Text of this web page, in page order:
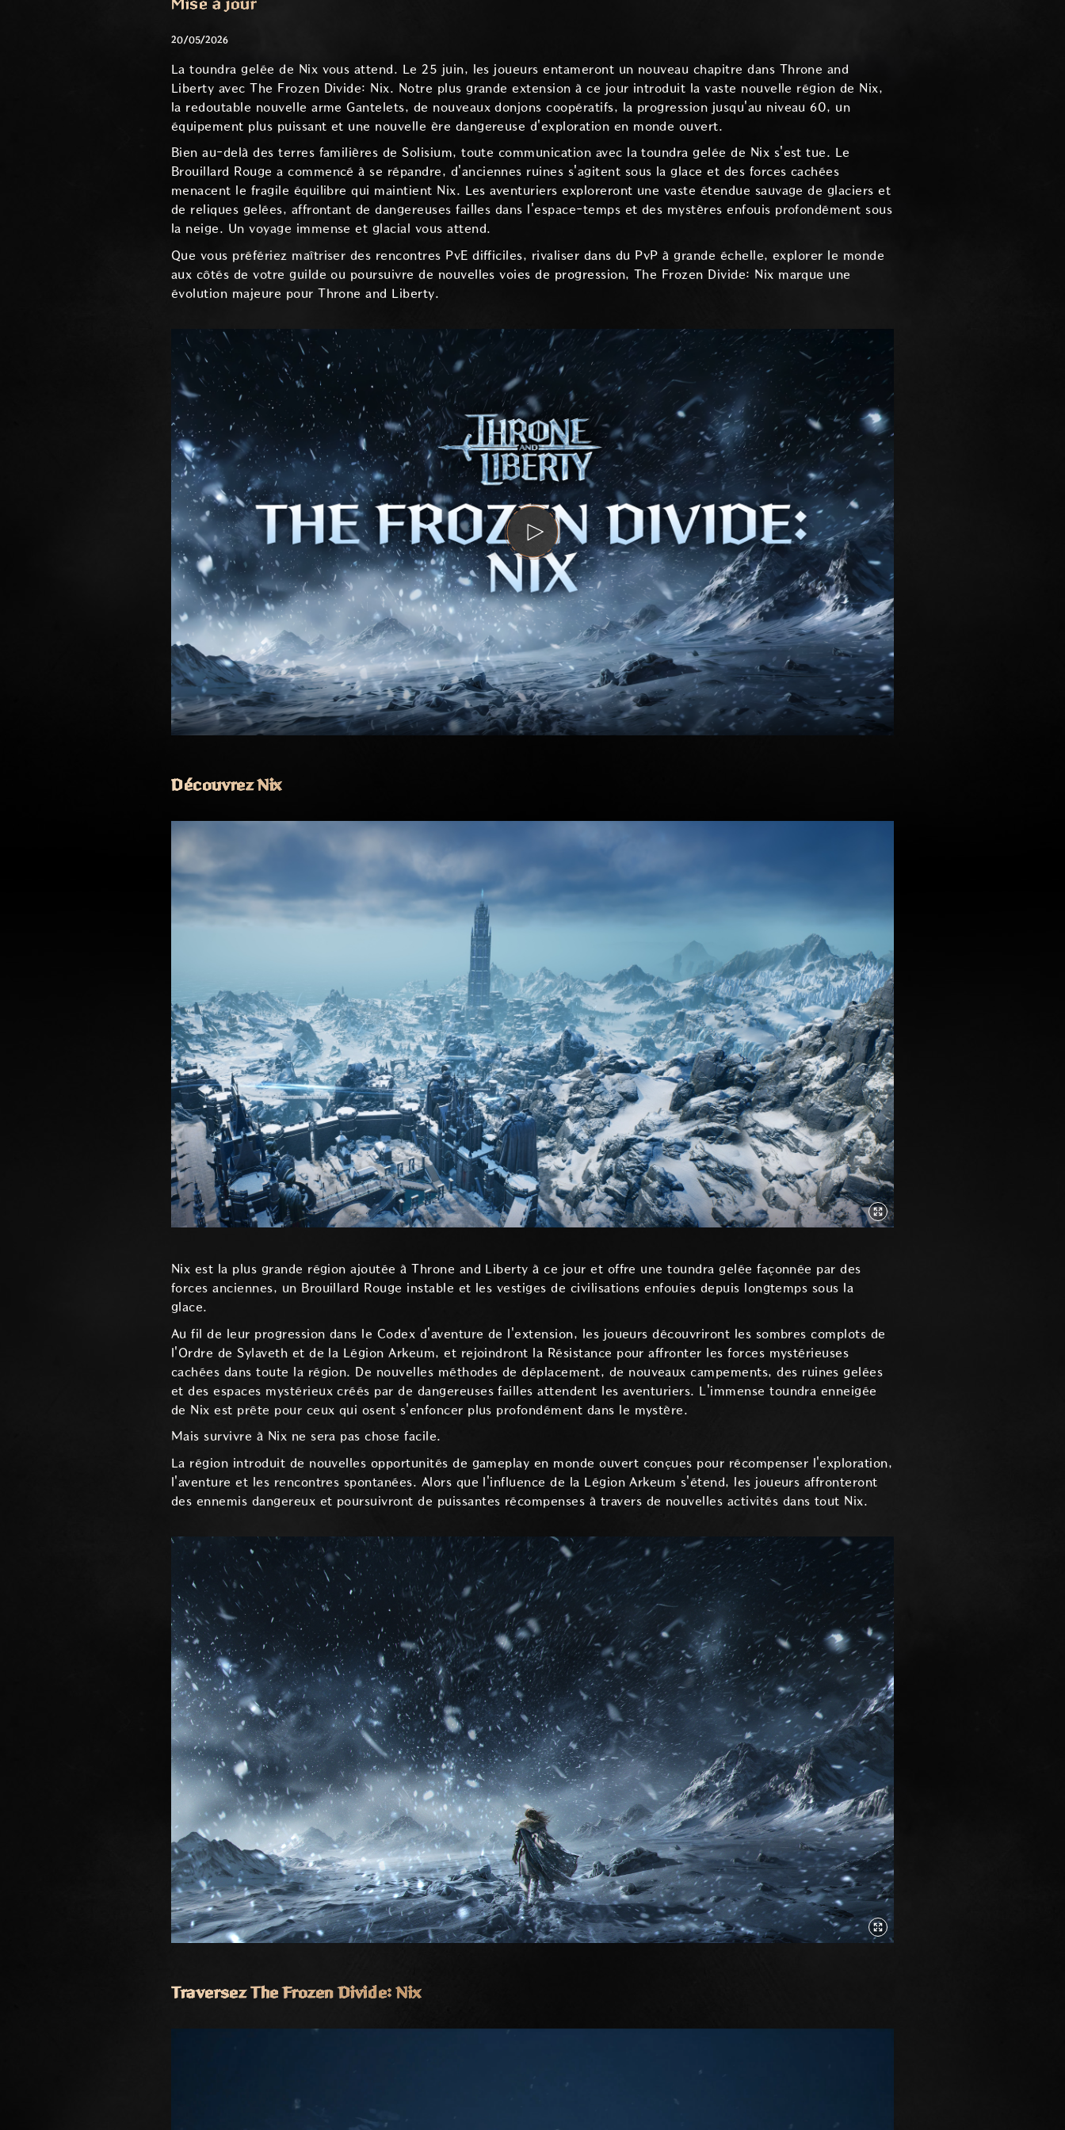
Mise à jour
20/05/2026
La toundra gelée de Nix vous attend. Le 25 juin, les joueurs entameront un nouveau chapitre dans Throne and
Liberty avec The Frozen Divide: Nix. Notre plus grande extension à ce jour introduit la vaste nouvelle région de Nix,
la redoutable nouvelle arme Gantelets, de nouveaux donjons coopératifs, la progression jusqu'au niveau 60, un
équipement plus puissant et une nouvelle ère dangereuse d'exploration en monde ouvert.
Bien au-delà des terres familières de Solisium, toute communication avec la toundra gelée de Nix s'est tue. Le
Brouillard Rouge a commencé à se répandre, d'anciennes ruines s'agitent sous la glace et des forces cachées
menacent le fragile équilibre qui maintient Nix. Les aventuriers exploreront une vaste étendue sauvage de glaciers et
de reliques gelées, affrontant de dangereuses failles dans l'espace-temps et des mystères enfouis profondément sous
la neige. Un voyage immense et glacial vous attend.
Que vous préfériez maîtriser des rencontres PvE difficiles, rivaliser dans du PvP à grande échelle, explorer le monde
aux côtés de votre guilde ou poursuivre de nouvelles voies de progression, The Frozen Divide: Nix marque une
évolution majeure pour Throne and Liberty.
Découvrez Nix
Nix est la plus grande région ajoutée à Throne and Liberty à ce jour et offre une toundra gelée façonnée par des
forces anciennes, un Brouillard Rouge instable et les vestiges de civilisations enfouies depuis longtemps sous la
glace.
Au fil de leur progression dans le Codex d'aventure de l'extension, les joueurs découvriront les sombres complots de
l'Ordre de Sylaveth et de la Légion Arkeum, et rejoindront la Résistance pour affronter les forces mystérieuses
cachées dans toute la région. De nouvelles méthodes de déplacement, de nouveaux campements, des ruines gelées
et des espaces mystérieux créés par de dangereuses failles attendent les aventuriers. L'immense toundra enneigée
de Nix est prête pour ceux qui osent s'enfoncer plus profondément dans le mystère.
Mais survivre à Nix ne sera pas chose facile.
La région introduit de nouvelles opportunités de gameplay en monde ouvert conçues pour récompenser l'exploration,
l'aventure et les rencontres spontanées. Alors que l'influence de la Légion Arkeum s'étend, les joueurs affronteront
des ennemis dangereux et poursuivront de puissantes récompenses à travers de nouvelles activités dans tout Nix.
Traversez The Frozen Divide: Nix